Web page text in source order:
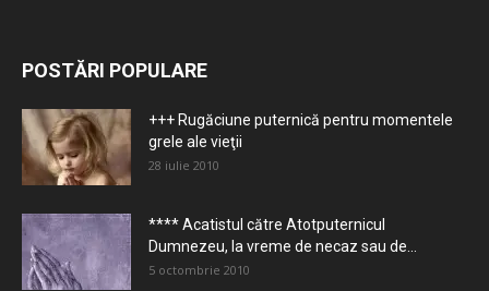
POSTĂRI POPULARE
+++ Rugăciune puternică pentru momentele
grele ale vieţii
28 iulie 2010
**** Acatistul către Atotputernicul
Dumnezeu, la vreme de necaz sau de...
5 octombrie 2010